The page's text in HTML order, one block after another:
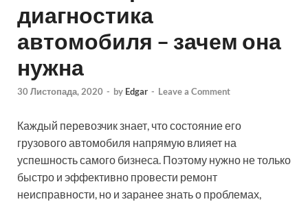
диагностика
автомобиля – зачем она
нужна
30 Листопада, 2020 - by Edgar - Leave a Comment
Каждый перевозчик знает, что состояние его
грузового автомобиля напрямую влияет на
успешность самого бизнеса. Поэтому нужно не только
быстро и эффективно провести ремонт
неисправности, но и заранее знать о проблемах,